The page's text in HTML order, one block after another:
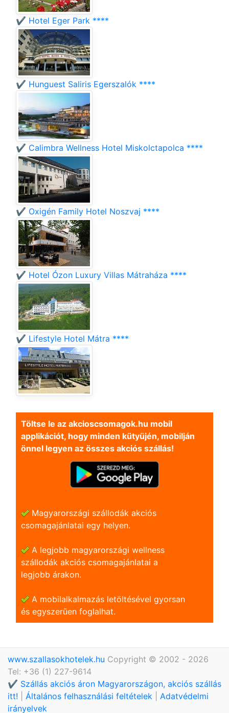
✔️ Hotel Eger Park ****
✔️ Hunguest Saliris Egerszalók ****
✔️ Calimbra Wellness Hotel Miskolctapolca ****
✔️ Oxigén Family Hotel Noszvaj ****
✔️ Hotel Ózon Luxury Villas Mátraháza ****
✔️ Lifestyle Hotel Mátra ****
Töltse le az akcioscsomagok.hu mobil
applikációt, hogy minden kütyüjén, mobilján
önnel legyen az összes akciós szállás!
Magyarországi szállodák akciós
csomagajánlatai egy helyen.
A legjobb magyarországi wellness
szállodák akciós csomagajánlatai a
legjobb árakon.
A mobilalkalmazás letöltésével gyorsan
és egyszerũen foglalhat.
www.szallasokhotelek.hu Copyright © 2002 - 2026
Tel: +36 (1) 227-9614
✔️ Szállás akciós áron Magyarországon, akciós szállás
itt!
Általános felhasználási feltételek
Adatvédelmi
irányelvek